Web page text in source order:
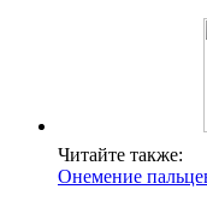
Читайте также:
Онемение